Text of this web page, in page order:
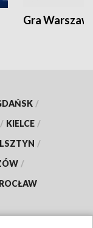
Gra
/
/ KIELCE /
/
/